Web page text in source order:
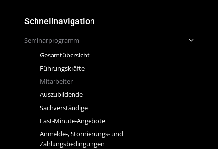
Schnellnavigation
Seminarprogramm
Gesamtübersicht
Führungskräfte
Mitarbeiter
Auszubildende
Sachverständige
Last-Minute-Angebote
Anmelde-, Stornierungs- und
Zahlungsbedingungen